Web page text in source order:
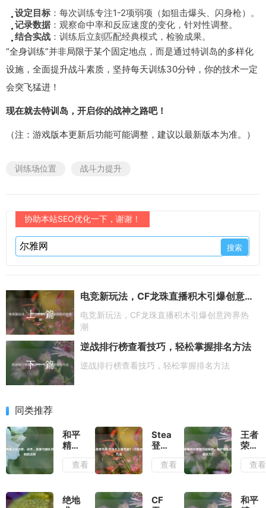
设定目标 ：每次训练专注1-2项弱项（如狙击爆头、闪身枪）。
记录数据 ：观察命中率和反应速度的变化，针对性调整。
结合实战 ：训练后立刻匹配经典模式，检验成果。
“全身训练”并非局限于某个固定地点，而是通过特训岛的多样化
设施，全面提升战斗素质，坚持每天训练30分钟，你的技术一定
会突飞猛进！
现在就去特训岛，开启你的战神之路吧！
（注：游戏版本更新后功能可能调整，建议以最新版本为准。）
训练场位置 战斗力提升
协助本站SEO优化一下，谢谢！
上一篇
电竞新玩法，CF龙珠直播积木引爆创意跨界热潮
电竞新玩法，CF龙珠直播积木引爆创意跨界热
潮
下一篇
逆战排行榜查看技巧，轻松掌握排名方法
逆战排行榜查看技巧，轻松掌握排名方法
同类推荐
和平
精英
上分
术、
查看
Steam
登录
失
败/
服务
查看
王者
荣耀
段位
隐藏
析，
查看
绝地
CF
和平